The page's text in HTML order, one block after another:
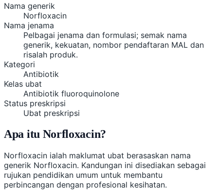
Nama generik
Norfloxacin
Nama jenama
Pelbagai jenama dan formulasi; semak nama
generik, kekuatan, nombor pendaftaran MAL dan
risalah produk.
Kategori
Antibiotik
Kelas ubat
Antibiotik fluoroquinolone
Status preskripsi
Ubat preskripsi
Apa itu Norfloxacin?
Norfloxacin ialah maklumat ubat berasaskan nama
generik Norfloxacin. Kandungan ini disediakan sebagai
rujukan pendidikan umum untuk membantu
perbincangan dengan profesional kesihatan.